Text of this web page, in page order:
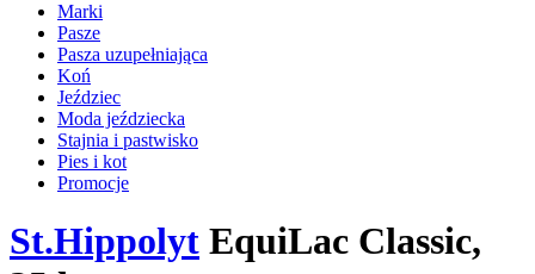
Marki
Pasze
Pasza uzupełniająca
Koń
Jeździec
Moda jeździecka
Stajnia i pastwisko
Pies i kot
Promocje
St.Hippolyt EquiLac Classic,